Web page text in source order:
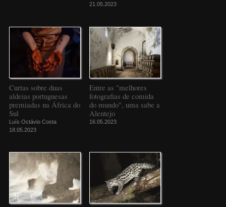
21.05.2023
Curtas sobre duas
aldeias portuguesas
premiadas na África do
Sul
Luís Octávio Costa
18.05.2023
Entre as "melhores
fotografias de comida
do mundo", uma sabe a
Alentejo
16.05.2023